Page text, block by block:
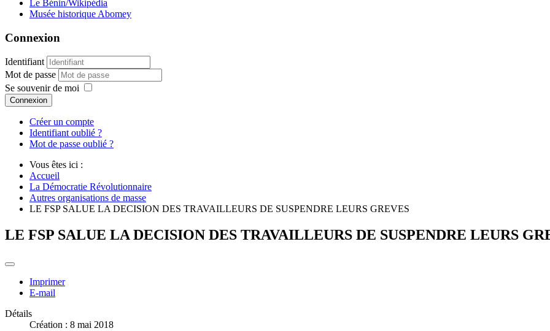
Le Bénin/Wikipédia
Musée historique Abomey
Connexion
Identifiant
Mot de passe
Se souvenir de moi
Connexion
Créer un compte
Identifiant oublié ?
Mot de passe oublié ?
Vous êtes ici :
Accueil
La Démocratie Révolutionnaire
Autres organisations de masse
LE FSP SALUE LA DECISION DES TRAVAILLEURS DE SUSPENDRE LEURS GREVES
LE FSP SALUE LA DECISION DES TRAVAILLEURS DE SUSPENDRE LEURS
Imprimer
E-mail
Détails
Création : 8 mai 2018